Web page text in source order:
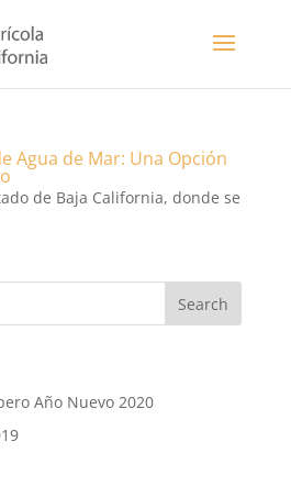
Agua de Mar: Una Opción
de Baja California, donde se
Año Nuevo 2020